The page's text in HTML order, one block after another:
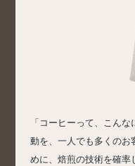
「コーヒーって、こん
動を、一人でも多くのお
めに、焙煎の技術を確率